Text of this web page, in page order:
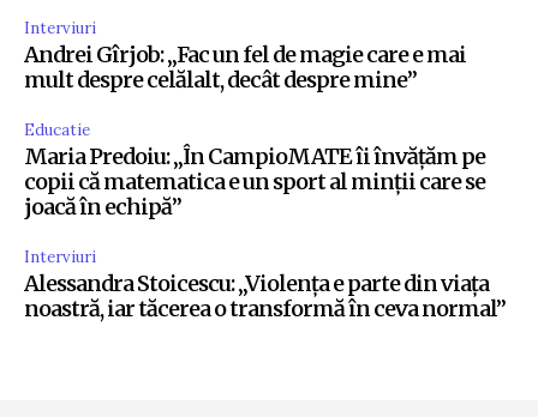
Interviuri
Andrei Gîrjob: „Fac un fel de magie care e mai
mult despre celălalt, decât despre mine”
Educatie
Maria Predoiu: „În CampioMATE îi învățăm pe
copii că matematica e un sport al minții care se
joacă în echipă”
Interviuri
Alessandra Stoicescu: „Violența e parte din viața
noastră, iar tăcerea o transformă în ceva normal”